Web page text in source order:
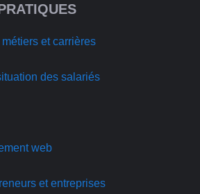
et carrières
des salariés
web
et entreprises